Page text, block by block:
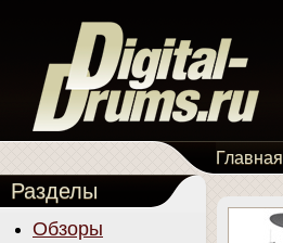
Главная
Разделы
Обзоры